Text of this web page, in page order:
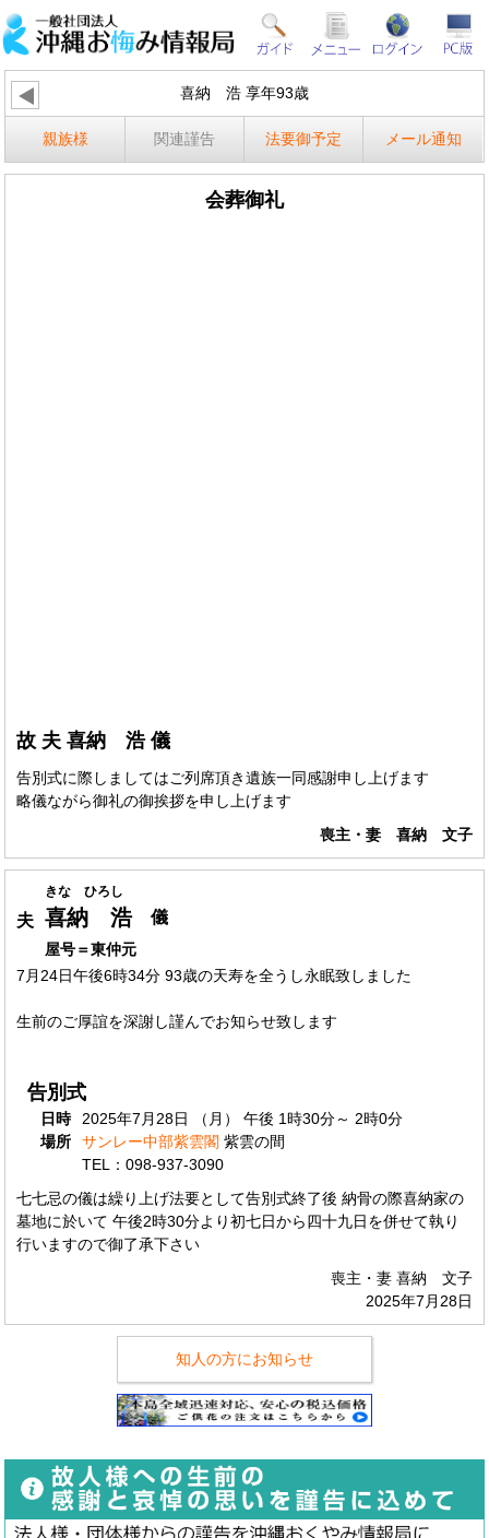
喜納 浩 享年93歳
親族様 関連謹告 法要御予定 メール通知
会葬御礼
故 夫 喜納 浩 儀
告別式に際しましてはご列席頂き遺族一同感謝申し上げます
略儀ながら御礼の御挨拶を申し上げます
喪主・妻 喜納 文子
きな ひろし
夫 喜納 浩 儀
屋号＝東仲元
7月24日午後6時34分 93歳の天寿を全うし永眠致しました
生前のご厚誼を深謝し謹んでお知らせ致します
告別式
日時
2025年7月28日 （月） 午後 1時30分～ 2時0分
場所
サンレー中部紫雲閣 紫雲の間
TEL：098-937-3090
七七忌の儀は繰り上げ法要として告別式終了後 納骨の際喜納家の
墓地に於いて 午後2時30分より初七日から四十九日を併せて執り
行いますので御了承下さい
喪主・妻 喜納 文子
2025年7月28日
知人の方にお知らせ